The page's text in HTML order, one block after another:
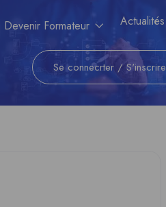
Devenir Formateur Actualités
Se connecrter / S'inscrire